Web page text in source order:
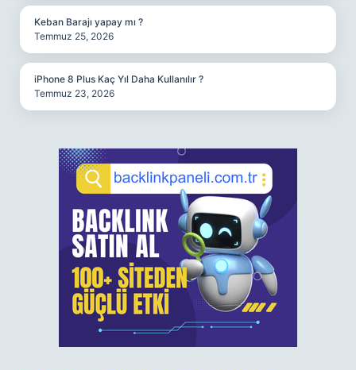
Keban Barajı yapay mı ?
Temmuz 25, 2026
iPhone 8 Plus Kaç Yıl Daha Kullanılır ?
Temmuz 23, 2026